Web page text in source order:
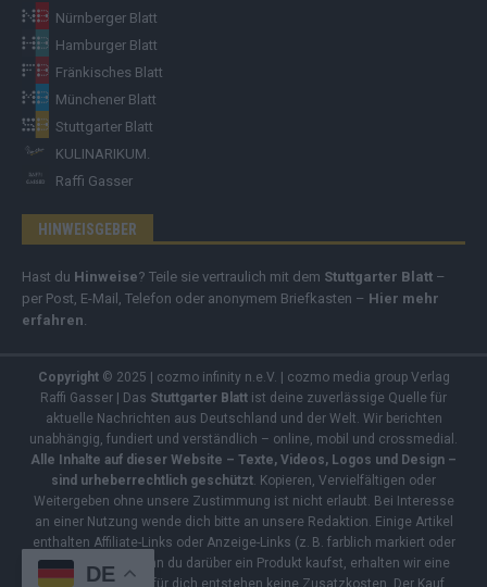
Nürnberger Blatt
Hamburger Blatt
Fränkisches Blatt
Münchener Blatt
Stuttgarter Blatt
KULINARIKUM.
Raffi Gasser
HINWEISGEBER
Hast du Hinweise? Teile sie vertraulich mit dem Stuttgarter Blatt –
per Post, E-Mail, Telefon oder anonymem Briefkasten – Hier mehr
erfahren
Copyright© 2025 | cozmo infinity n.e.V. | cozmo media group Verlag
Raffi Gasser | Das Stuttgarter Blatt ist deine zuverlässige Quelle für
aktuelle Nachrichten aus Deutschland und der Welt. Wir berichten
unabhängig, fundiert und verständlich – online, mobil und crossmedial.
Alle Inhalte auf dieser Website – Texte, Videos, Logos und Design –
sind urheberrechtlich geschützt. Kopieren, Vervielfältigen oder
Weitergeben ohne unsere Zustimmung ist nicht erlaubt. Bei Interesse
an einer Nutzung wende dich bitte an unsere Redaktion. Einige Artikel
enthalten Affiliate-Links oder Anzeige-Links (z. B. farblich markiert oder
unterstrichen). Wenn du darüber ein Produkt kaufst, erhalten wir eine
kleine Provision – für dich entstehen keine Zusatzkosten. Der Kauf
DE